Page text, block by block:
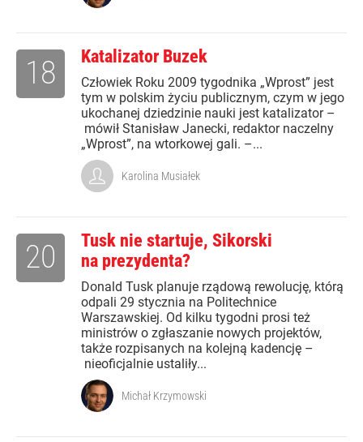
Katalizator Buzek
Człowiek Roku 2009 tygodnika „Wprost” jest
tym w polskim życiu publicznym, czym w jego
ukochanej dziedzinie nauki jest katalizator –
mówił Stanisław Janecki, redaktor naczelny
„Wprost”, na wtorkowej gali. –...
18
Karolina Musiałek
Tusk nie startuje, Sikorski
na prezydenta?
Donald Tusk planuje rządową rewolucję, którą
odpali 29 stycznia na Politechnice
Warszawskiej. Od kilku tygodni prosi też
ministrów o zgłaszanie nowych projektów,
także rozpisanych na kolejną kadencję –
nieoficjalnie ustaliły...
20
Michał Krzymowski